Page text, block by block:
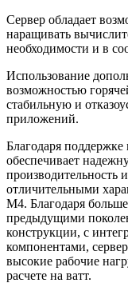
Сервер обладает
наращивать
необходимости и в
Использование
возможностью
стабильную и
приложений.
Благодаря
обеспечивает
производительность
отличительными
M4. Благодаря
предыдущими
конструкции, с
компонентами,
высокие рабочие
расчете на ватт.